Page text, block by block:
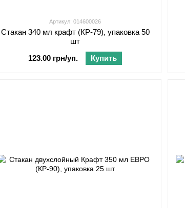
Артикул: 014600026
Стакан 340 мл крафт (КР-79), упаковка 50
шт
123.00 грн/уп.
Купить